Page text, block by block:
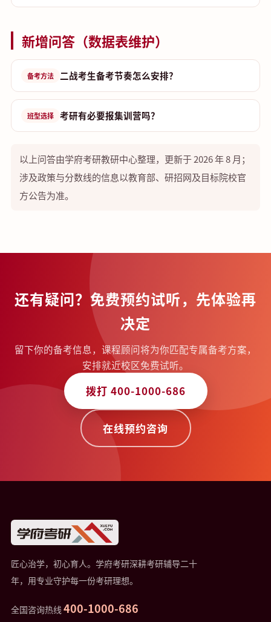
新增问答（数据表维护）
备考方法 二战考生备考节奏怎么安排？
班型选择 考研有必要报集训营吗？
以上问答由学府考研教研中心整理，更新于 2026 年 8 月；
涉及政策与分数线的信息以教育部、研招网及目标院校官
方公告为准。
还有疑问？免费预约试听，先体验再
决定
留下你的备考信息，课程顾问将为你匹配专属备考方案，
安排就近校区免费试听。
拨打 400-1000-686
在线预约咨询
匠心治学，初心育人。学府考研深耕考研辅导二十
年，用专业守护每一份考研理想。
全国咨询热线400-1000-686